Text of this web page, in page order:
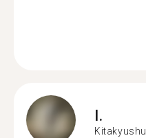
I.
Kitakyushu